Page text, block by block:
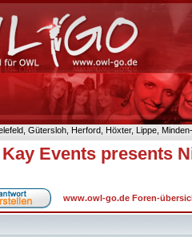
Gütersloh, Herford, Höxter, Lippe,
Kay Events presents
www.owl-go.de Foren-